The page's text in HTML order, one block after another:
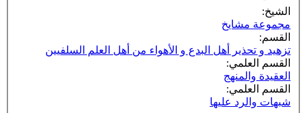
الشيخ:
مجموعة مشايخ
القسم:
تزهيد و تحذير أهل البدع و الأهواء من أهل العلم السلفيين
القسم العلمي:
العقيدة والمنهج
القسم العلمي:
شبهات والرد عليها